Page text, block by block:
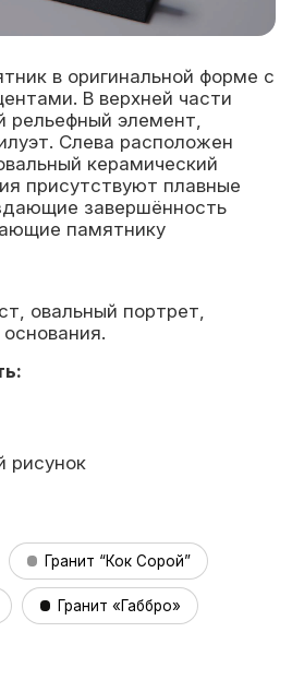
в оригинальной форме с
В верхней части
рельефный элемент,
Слева расположен
керамический
присутствуют плавные
завершённость
памятнику
овальный портрет,
рисунок
Гранит “Кок Сорой”
Гранит «Габбро»